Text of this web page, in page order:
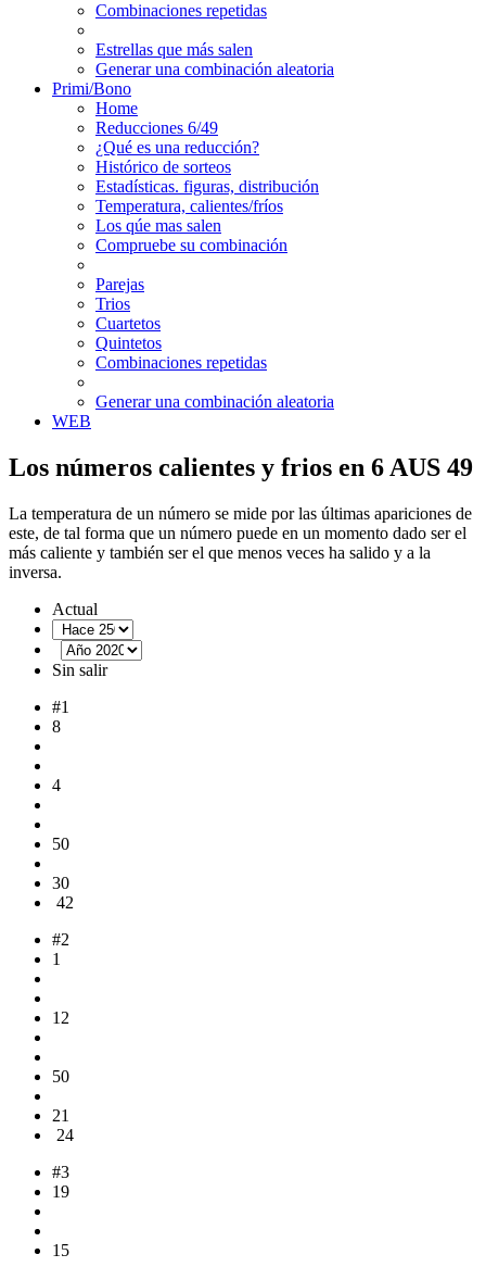
Combinaciones repetidas
Estrellas que más salen
Generar una combinación aleatoria
Primi/Bono
Home
Reducciones 6/49
¿Qué es una reducción?
Histórico de sorteos
Estadísticas. figuras, distribución
Temperatura, calientes/fríos
Los qúe mas salen
Compruebe su combinación
Parejas
Trios
Cuartetos
Quintetos
Combinaciones repetidas
Generar una combinación aleatoria
WEB
Los números calientes y frios en 6 AUS 49
La temperatura de un número se mide por las últimas apariciones de
este, de tal forma que un número puede en un momento dado ser el
más caliente y también ser el que menos veces ha salido y a la
inversa.
Actual
Sin salir
#1
8
4
50
30
42
#2
1
12
50
21
24
#3
19
15